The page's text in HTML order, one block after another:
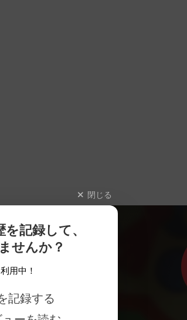
閉じる
記録して、
せんか？
用中！
記録する